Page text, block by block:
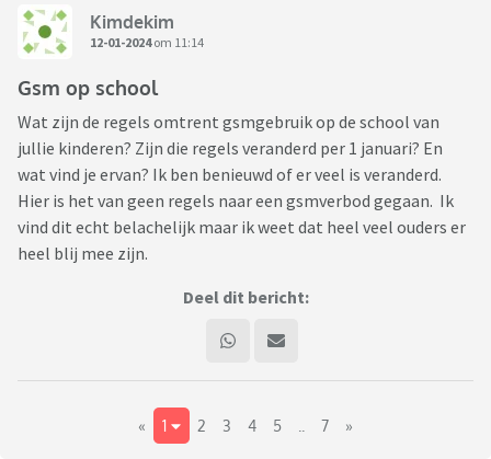
Kimdekim
12-01-2024om 11:14
Gsm op school
Wat zijn de regels omtrent gsmgebruik op de school van
jullie kinderen? Zijn die regels veranderd per 1 januari? En
wat vind je ervan? Ik ben benieuwd of er veel is veranderd.
Hier is het van geen regels naar een gsmverbod gegaan. Ik
vind dit echt belachelijk maar ik weet dat heel veel ouders er
heel blij mee zijn.
Deel dit bericht:
« 1 2 3 4 5 7 »